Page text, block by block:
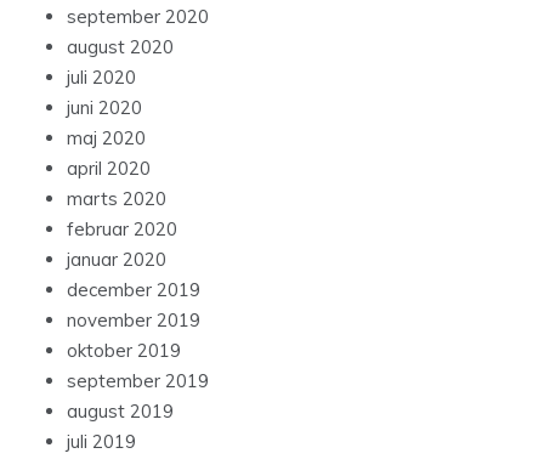
september 2020
august 2020
juli 2020
juni 2020
maj 2020
april 2020
marts 2020
februar 2020
januar 2020
december 2019
november 2019
oktober 2019
september 2019
august 2019
juli 2019